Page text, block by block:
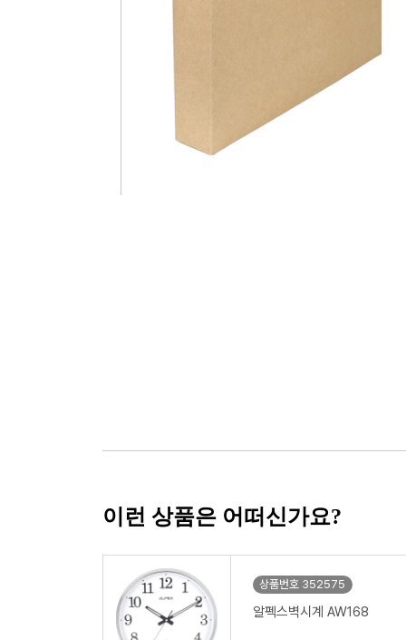
이런 상품은 어떠신가요?
상품번호 352575
알펙스벽시계 AW168